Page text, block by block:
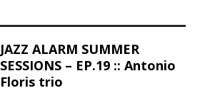
JAZZ ALARM SUMMER
SESSIONS – EP.19 :: Antonio
Floris trio